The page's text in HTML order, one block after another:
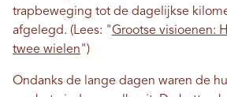
trapbeweging tot de dagelijkse
afgelegd. (Lees: "Grootse visioenen:
twee wielen")
Ondanks de lange dagen waren de